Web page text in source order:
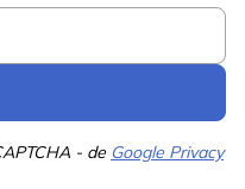
- de Google Privacy